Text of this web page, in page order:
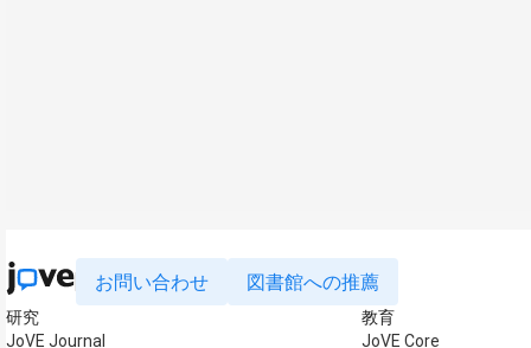
お問い合わせ 図書館への推薦
研究
JoVE Journal
教育
JoVE Core